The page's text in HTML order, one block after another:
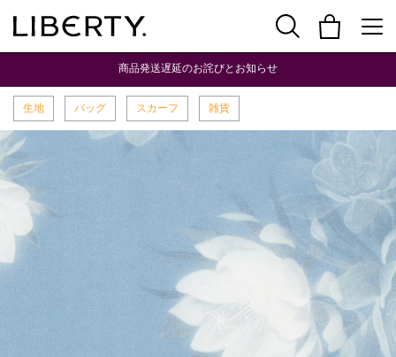
商品発送遅延のお詫びとお知らせ
生地 バッグ スカーフ 雑貨